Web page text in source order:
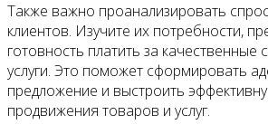
Также важно проанализировать
клиентов. Изучите их потребности,
готовность платить за качественные
услуги. Это поможет сформировать
предложение и выстроить
продвижения товаров и услуг.